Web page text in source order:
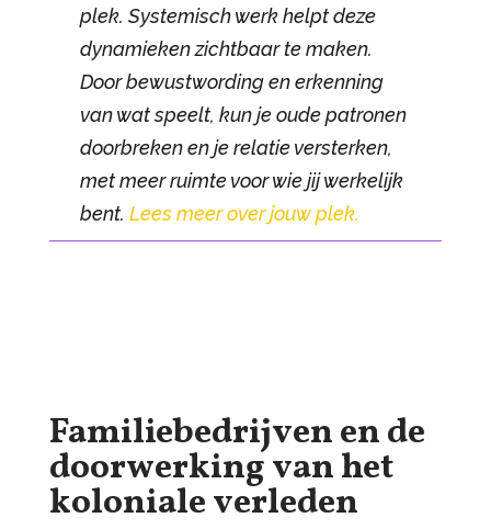
plek. Systemisch werk helpt deze
dynamieken zichtbaar te maken.
Door bewustwording en erkenning
van wat speelt, kun je oude patronen
doorbreken en je relatie versterken,
met meer ruimte voor wie jij werkelijk
bent. Lees meer over jouw plek.
Familiebedrijven en de
doorwerking van het
koloniale verleden